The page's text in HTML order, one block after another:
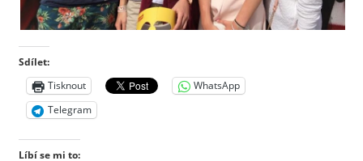
Sdílet:
Tisknout
WhatsApp
Telegram
Líbí se mi to: